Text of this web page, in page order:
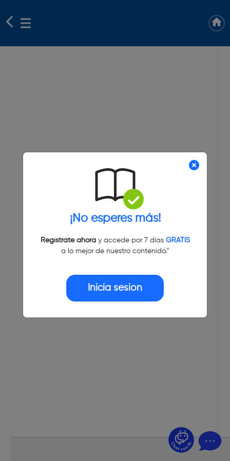
¡No esperes más!
Regístrate ahoray accede por 7 días GRATIS
a lo mejor de nuestro contenido."
Inicia sesión